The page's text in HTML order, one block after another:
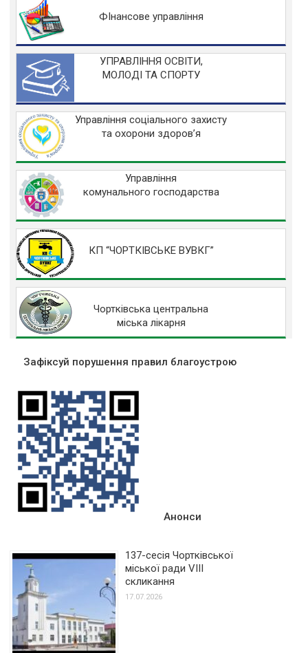
ФІнансове управління
УПРАВЛІННЯ ОСВІТИ,
МОЛОДІ ТА СПОРТУ
Управління соціального захисту
та охорони здоров’я
Управління
комунального господарства
КП “ЧОРТКІВСЬКЕ ВУВКГ”
Чортківська центральна
міська лікарня
Зафіксуй порушення правил благоустрою
Анонси
137-сесія Чортківської
міської ради VIII
скликання
17.07.2026